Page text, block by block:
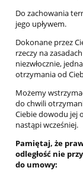
Do zachowania
jego upływem.
Dokonane przez
rzeczy na
niezwłocznie,
otrzymania od
Możemy
do chwili
Ciebie dowodu jej
nastąpi wcześniej.
Pamiętaj, że
odległość nie
do umowy: